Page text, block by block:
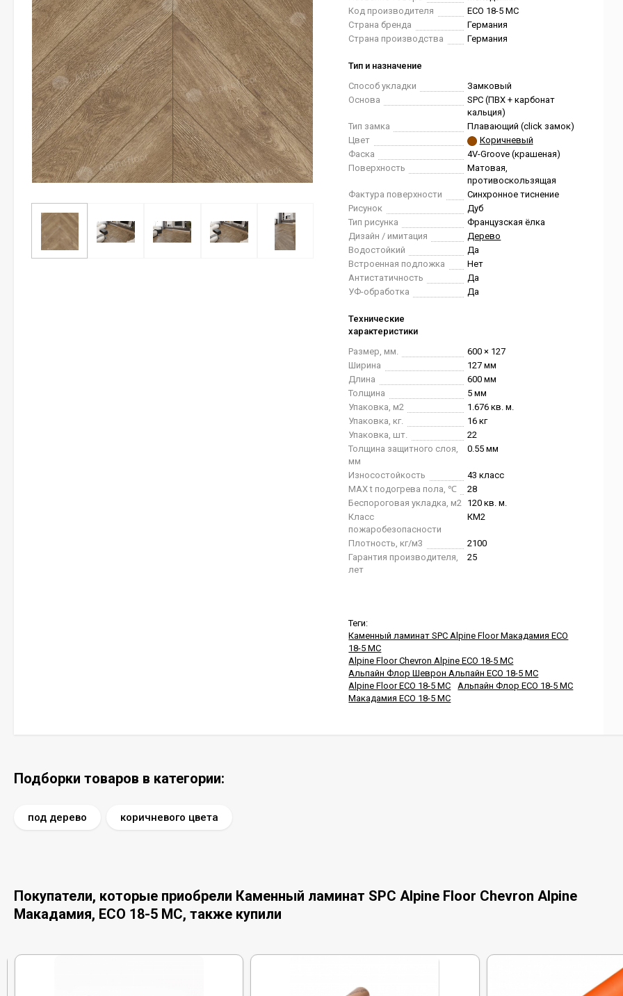
Код производителя
ECO 18-5 MC
Страна бренда
Германия
Страна производства
Германия
Тип и назначение
Способ укладки
Замковый
Основа
SPC (ПВХ + карбонат
кальция)
Тип замка
Плавающий (click замок)
Цвет
Коричневый
Фаска
4V-Groove (крашеная)
Поверхность
Матовая,
противоскользящая
Фактура поверхности
Синхронное тиснение
Рисунок
Дуб
Тип рисунка
Французская ёлка
Дизайн / имитация
Дерево
Водостойкий
Да
Встроенная подложка
Нет
Антистатичность
Да
УФ-обработка
Да
Технические
характеристики
Размер, мм.
600 × 127
Ширина
127 мм
Длина
600 мм
Толщина
5 мм
Упаковка, м2
1.676 кв. м.
Упаковка, кг.
16 кг
Упаковка, шт.
22
Толщина защитного слоя,
мм
0.55 мм
Износостойкость
43 класс
MAX t подогрева пола, ℃
28
Беспороговая укладка, м2 120 кв. м.
Класс
пожаробезопасности
КМ2
Плотность, кг/м3
2100
Гарантия производителя,
лет
25
Теги:
Каменный ламинат SPC Alpine Floor Макадамия ECO
18-5 MC
Alpine Floor Chevron Alpine ECO 18-5 MC
Альпайн Флор Шеврон Альпайн ECO 18-5 MC
Alpine Floor ECO 18-5 MC
Альпайн Флор ECO 18-5 MC
Макадамия ECO 18-5 MC
Подборки товаров в категории:
под дерево коричневого цвета
Покупатели, которые приобрели Каменный ламинат SPC Alpine Floor Chevron Alpine
Макадамия, ECO 18-5 MC, также купили